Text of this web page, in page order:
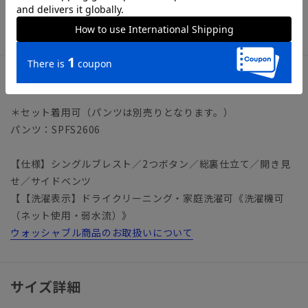
ビジネス ビジネスカジュアル オフィスカジュアル テーラ
ード オールシーズン エントリープライス
アイテム詳細
＊セット着用可（パンツは別売りとなります。）
パンツ：SPFS2606
【仕様】シングルブレスト／2つボタン／総裏仕立て／開き見
せ／サイドベンツ
【【洗濯表示】ドライクリーニング・家庭洗濯可《洗濯機可
（ネット使用・弱水流）》
ウォッシャブル商品のお取扱いについて
サイズ詳細